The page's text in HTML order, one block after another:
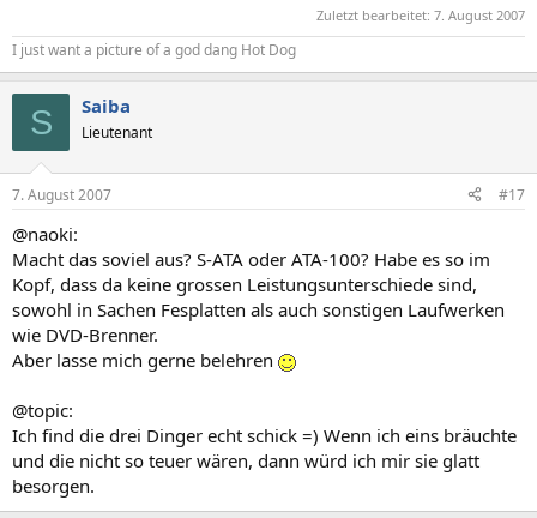
Zuletzt bearbeitet: 7. August 2007
I just want a picture of a god dang Hot Dog
S Saiba
Lieutenant
7. August 2007 #17
@naoki:
Macht das soviel aus? S-ATA oder ATA-100? Habe es so im
Kopf, dass da keine grossen Leistungsunterschiede sind,
sowohl in Sachen Fesplatten als auch sonstigen Laufwerken
wie DVD-Brenner.
Aber lasse mich gerne belehren
@topic:
Ich find die drei Dinger echt schick =) Wenn ich eins bräuchte
und die nicht so teuer wären, dann würd ich mir sie glatt
besorgen.